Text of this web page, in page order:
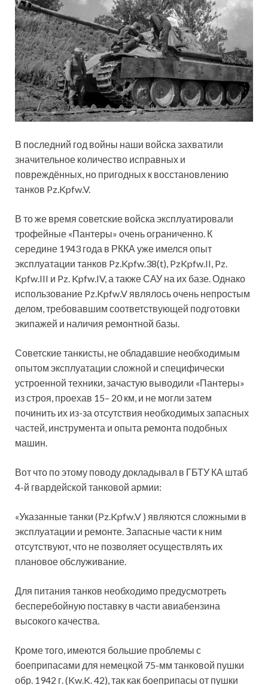
В последний год войны наши войска захватили
значительное количество исправных и
повреждённых, но пригодных к восстановлению
танков Pz.Kpfw.V.
В то же время советские войска эксплуатировали
трофейные «Пантеры» очень ограниченно. К
середине 1943 года в РККА уже имелся опыт
эксплуатации танков Pz.Kpfw.38(t), PzKpfw.II, Pz.
Kpfw.III и Pz. Kpfw.IV, а также САУ на их базе. Однако
использование Pz.Kpfw.V являлось очень непростым
делом, требовавшим соответствующей подготовки
экипажей и наличия ремонтной базы.
Советские танкисты, не обладавшие необходимым
опытом эксплуатации сложной и специфически
устроенной техники, зачастую выводили «Пантеры»
из строя, проехав 15– 20 км, и не могли затем
починить их из-за отсутствия необходимых запасных
частей, инструмента и опыта ремонта подобных
машин.
Вот что по этому поводу докладывал в ГБТУ КА штаб
4-й гвардейской танковой армии:
«Указанные танки (Pz.Kpfw.V ) являются сложными в
эксплуатации и ремонте. Запасные части к ним
отсутствуют, что не позволяет осуществлять их
плановое обслуживание.
Для питания танков необходимо предусмотреть
бесперебойную поставку в части авиабензина
высокого качества.
Кроме того, имеются большие проблемы с
боеприпасами для немецкой 75-мм танковой пушки
обр. 1942 г. (Kw.K. 42), так как боеприпасы от пушки